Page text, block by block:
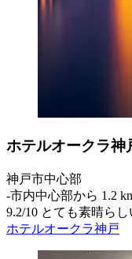
ホテルオークラ神
神戸市中心部
‐市内中心部から 1.2
9.2/10 とても素晴らし
ホテルオークラ神戸